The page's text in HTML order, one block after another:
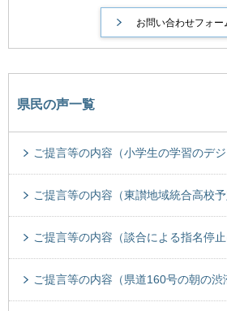
県民の声一覧
ご提言等の内容（小学生の学習のデジ
ご提言等の内容（東讃地域統合高校予
ご提言等の内容（談合による指名停止
ご提言等の内容（県道160号の朝の渋